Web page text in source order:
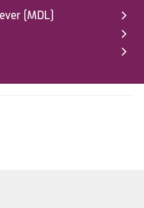
(MDL)